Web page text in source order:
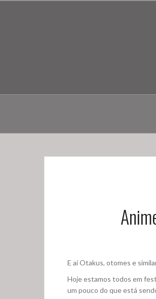
E aí Otakus, otomes e
Hoje estamos todos em
um pouco do que está